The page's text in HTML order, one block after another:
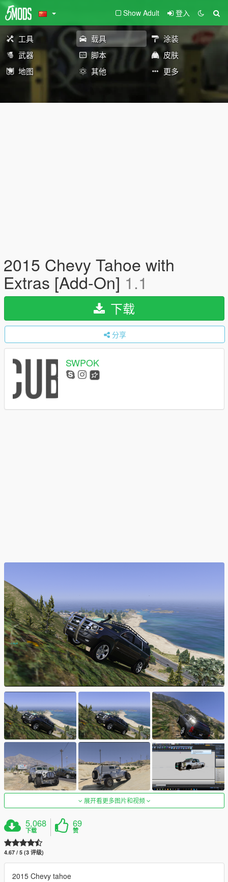
Show Adult 登入
工具 载具
涂装
武器
脚本
皮肤
地图
其他 更多
2015 Chevy Tahoe with
Extras [Add-On] 1.1
下载
分享
SWPOK
展开看更多图片和视频
5,068
下载
69
赞
4.67 / 5 (3 评级)
2015 Chevy tahoe